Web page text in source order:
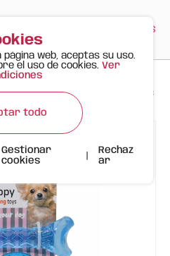
ES
en 1 Pelota y Hueso Flexibles | FOFOS
web, aceptas su uso.
el uso de cookies. Ver
todo
Gestionar
cookies
Rechaz
ar